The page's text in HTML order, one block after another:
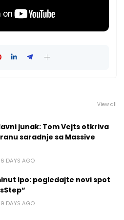
View all
junak: Tom Vejts otkriva
saradnje sa Massive
6 DAYS AGO
ipo: pogledajte novi spot
9 DAYS AGO